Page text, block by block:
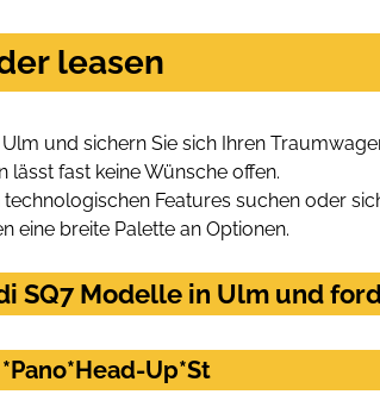
leasen
und sichern Sie sich Ihren
fast keine Wünsche offen.
Features suchen oder
eine breite Palette an Optionen.
SQ7 Modelle in Ulm und
Up*St